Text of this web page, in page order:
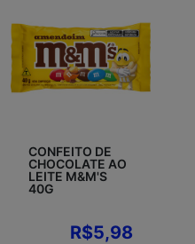
CONFEITO DE
CHOCOLATE AO
LEITE M&M'S
40G
R$5,98